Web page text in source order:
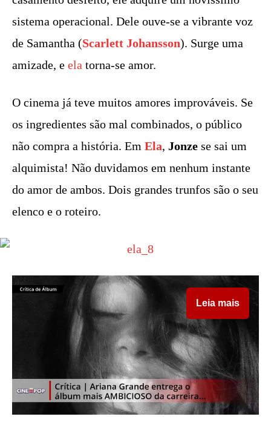
sistema operacional. Dele ouve-se a vibrante voz
de Samantha (Scarlett Johansson). Surge uma
amizade, e ela torna-se amor.
O cinema já teve muitos amores improváveis. Se
os ingredientes são mal combinados, o público
não compra a história. Em Ela, Jonze se sai um
alquimista! Não duvidamos em nenhum instante
do amor de ambos. Dois grandes trunfos são o seu
elenco e o roteiro.
Leia mais